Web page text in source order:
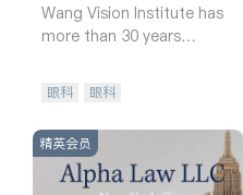
Wang Vision Institute has
more than 30 years
眼科 眼科
精英会员